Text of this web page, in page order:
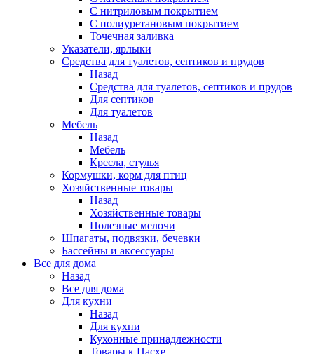
С нитриловым покрытием
С полиуретановым покрытием
Точечная заливка
Указатели, ярлыки
Средства для туалетов, септиков и прудов
Назад
Средства для туалетов, септиков и прудов
Для септиков
Для туалетов
Мебель
Назад
Мебель
Кресла, стулья
Кормушки, корм для птиц
Хозяйственные товары
Назад
Хозяйственные товары
Полезные мелочи
Шпагаты, подвязки, бечевки
Бассейны и аксессуары
Все для дома
Назад
Все для дома
Для кухни
Назад
Для кухни
Кухонные принадлежности
Товары к Пасхе